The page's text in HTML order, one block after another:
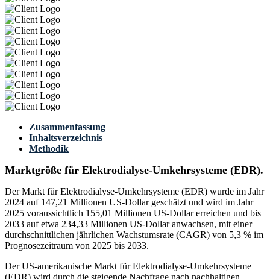
Zusammenfassung
Inhaltsverzeichnis
Methodik
Marktgröße für Elektrodialyse-Umkehrsysteme (EDR).
Der Markt für Elektrodialyse-Umkehrsysteme (EDR) wurde im Jahr
2024 auf 147,21 Millionen US-Dollar geschätzt und wird im Jahr
2025 voraussichtlich 155,01 Millionen US-Dollar erreichen und bis
2033 auf etwa 234,33 Millionen US-Dollar anwachsen, mit einer
durchschnittlichen jährlichen Wachstumsrate (CAGR) von 5,3 % im
Prognosezeitraum von 2025 bis 2033.
Der US-amerikanische Markt für Elektrodialyse-Umkehrsysteme